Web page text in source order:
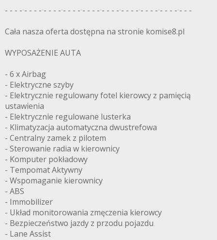
- - - - - - - - - - - - - - - - - - - - - - - - - - - - - - - - - - - - - - -
Cała nasza oferta dostępna na stronie komise8.pl
WYPOSAŻENIE AUTA
- 6 x Airbag
- Elektryczne szyby
- Elektrycznie regulowany fotel kierowcy z pamięcią
ustawienia
- Elektrycznie regulowane lusterka
- Klimatyzacja automatyczna dwustrefowa
- Centralny zamek z pilotem
- Sterowanie radia w kierownicy
- Komputer pokładowy
- Tempomat Aktywny
- Wspomaganie kierownicy
- ABS
- Immobilizer
- Układ monitorowania zmęczenia kierowcy
- Bezpieczeństwo jazdy z przodu pojazdu
- Lane Assist